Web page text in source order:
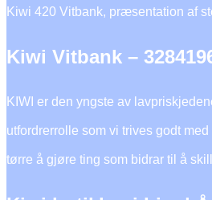
Kiwi 420 Vitbank, præsentation af
Kiwi Vitbank –
KIWI er den yngste av
utfordrerrolle som vi trives godt
tørre å gjøre ting som bidrar til å